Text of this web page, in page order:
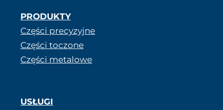
PRODUKTY
Części precyzyjne
Części toczone
Części metalowe
USŁUGI